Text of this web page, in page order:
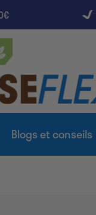
Blogs et conseils